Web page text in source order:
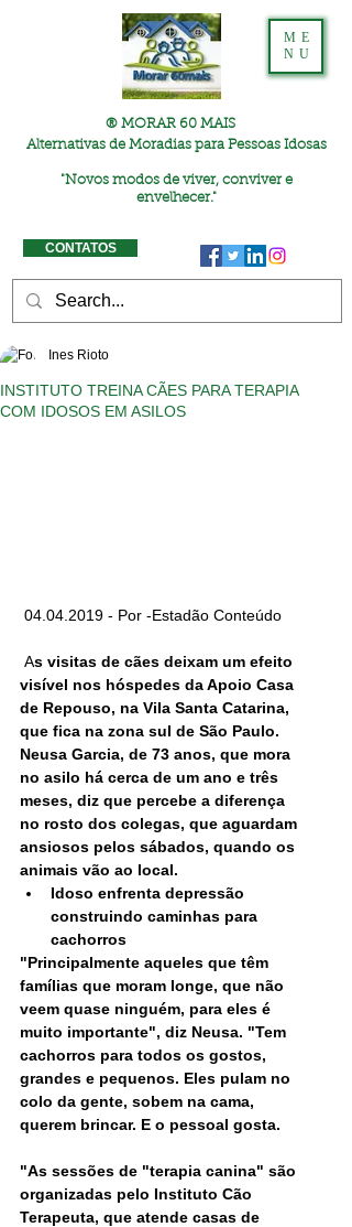
® MORAR 60 MAIS
Alternativas de Moradias para Pessoas Idosas
"Novos modos de viver, conviver e
envelhecer."
ME
NU
CONTATOS
INSTITUTO TREINA CÃES PARA TERAPIA
COM IDOSOS EM ASILOS
Ines Rioto
04.04.2019 - Por -Estadão Conteúdo
As visitas de cães deixam um efeito
visível nos hóspedes da Apoio Casa
de Repouso, na Vila Santa Catarina,
que fica na zona sul de São Paulo.
Neusa Garcia, de 73 anos, que mora
no asilo há cerca de um ano e três
meses, diz que percebe a diferença
no rosto dos colegas, que aguardam
ansiosos pelos sábados, quando os
animais vão ao local.
Idoso enfrenta depressão
construindo caminhas para
cachorros
"Principalmente aqueles que têm
famílias que moram longe, que não
veem quase ninguém, para eles é
muito importante", diz Neusa. "Tem
cachorros para todos os gostos,
grandes e pequenos. Eles pulam no
colo da gente, sobem na cama,
querem brincar. E o pessoal gosta.
"As sessões de "terapia canina" são
organizadas pelo Instituto Cão
Terapeuta, que atende casas de